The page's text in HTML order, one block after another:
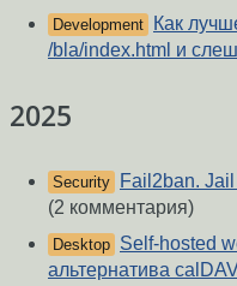
Development
Как
/bla/index.html и
2025
Security
Fail2ban.
(2 комментария)
Desktop Self-hosted
альтернатива